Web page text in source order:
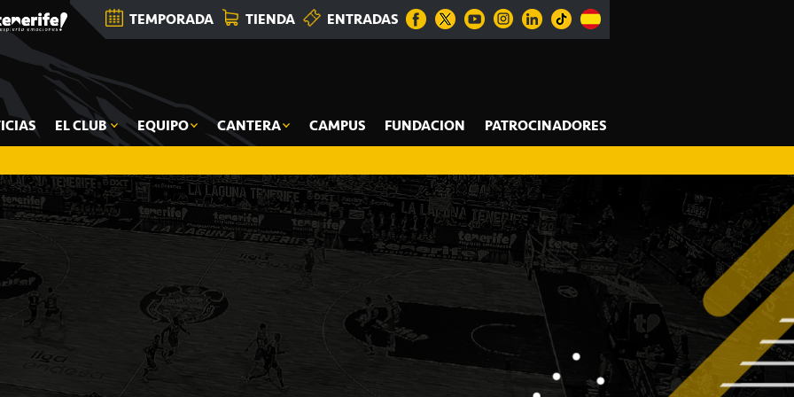
TEMPORADA TIENDA ENTRADAS
EL CLUB EQUIPO CANTERA CAMPUS FUNDACION PATROCINADORES